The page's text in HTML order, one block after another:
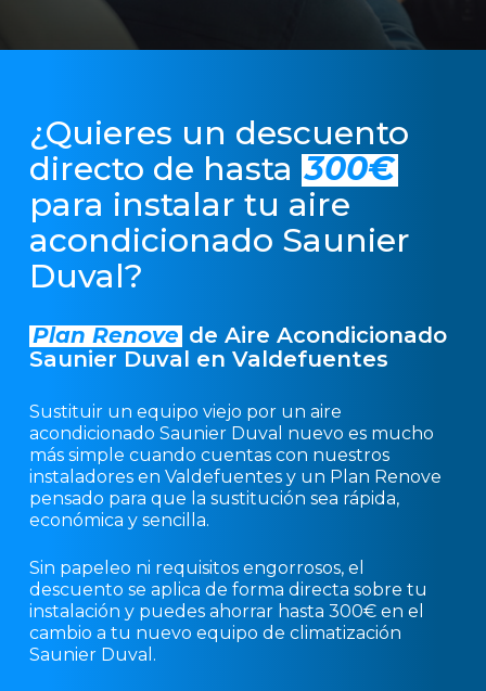
¿Quieres un descuento
directo de hasta 300€
para instalar tu aire
acondicionado Saunier
Duval?
Plan Renove de Aire Acondicionado
Saunier Duval en Valdefuentes
Sustituir un equipo viejo por un aire
acondicionado Saunier Duval nuevo es mucho
más simple cuando cuentas con nuestros
instaladores en Valdefuentes y un Plan Renove
pensado para que la sustitución sea rápida,
económica y sencilla.
Sin papeleo ni requisitos engorrosos, el
descuento se aplica de forma directa sobre tu
instalación y puedes ahorrar hasta 300€ en el
cambio a tu nuevo equipo de climatización
Saunier Duval.